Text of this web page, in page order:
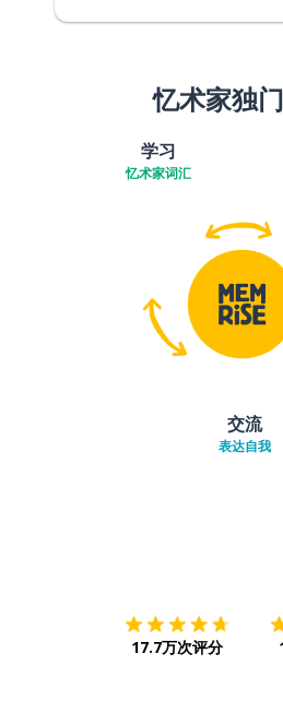
忆术家独
学习
忆术家词汇
交流
表达自我
17.7万次评分